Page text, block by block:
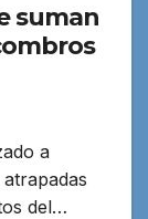
suman
a
del…